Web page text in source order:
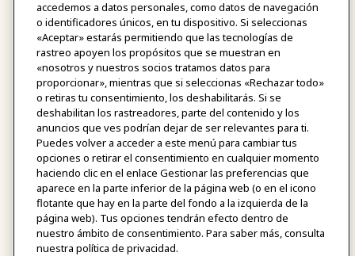
De la innovación al impacto: tu
camino hacia el éxito
WEBINARIO
Agosto 11, 2026
|11:00 AM-12:00 PM EDT
August 11, 2026
|03:00 PM-04:00 PM UTC
accedemos a datos personales, como datos de navegación
o identificadores únicos, en tu dispositivo. Si seleccionas
«Aceptar» estarás permitiendo que las tecnologías de
rastreo apoyen los propósitos que se muestran en
«nosotros y nuestros socios tratamos datos para
proporcionar», mientras que si seleccionas «Rechazar todo»
o retiras tu consentimiento, los deshabilitarás. Si se
deshabilitan los rastreadores, parte del contenido y los
anuncios que ves podrían dejar de ser relevantes para ti.
Puedes volver a acceder a este menú para cambiar tus
opciones o retirar el consentimiento en cualquier momento
haciendo clic en el enlace Gestionar las preferencias que
aparece en la parte inferior de la página web (o en el icono
flotante que hay en la parte del fondo a la izquierda de la
página web). Tus opciones tendrán efecto dentro de
nuestro ámbito de consentimiento. Para saber más, consulta
nuestra política de privacidad.